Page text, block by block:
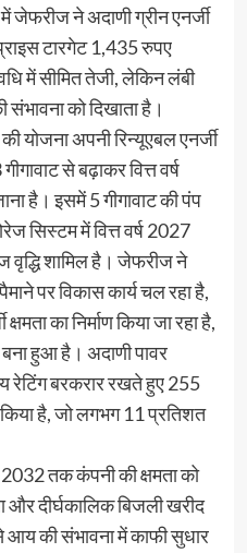
जेफरीज ने अदाणी ग्रीन एनर्जी
टारगेट 1,435 रुपए
में सीमित तेजी, लेकिन लंबी
को दिखाता है।
योजना अपनी रिन्यूएबल एनर्जी
से बढ़ाकर वित्त वर्ष
है। इसमें 5 गीगावाट की पंप
सिस्टम में वित्त वर्ष 2027
वृद्धि शामिल है। जेफरीज ने
पर विकास कार्य चल रहा है,
का निर्माण किया जा रहा है,
हुआ है। अदाणी पावर
रेटिंग बरकरार रखते हुए 255
किया है, जो लगभग 11 प्रतिशत
2032 तक कंपनी की क्षमता को
और दीर्घकालिक बिजली खरीद
की संभावना में काफी सुधार